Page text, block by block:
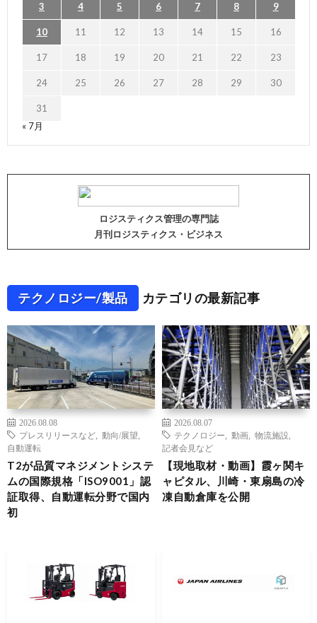
3 4 5 6 7 8 9
10 11 12 13 14 15 16
17 18 19 20 21 22 23
24 25 26 27 28 29 30
31
« 7月
ロジスティクス管理の専門誌
月刊ロジスティクス・ビジネス
テクノロジー/製品 カテゴリの最新記事
2026.08.08
プレスリリースなど
動向/展望
自動運転
T2が品質マネジメントシステ
ムの国際規格「ISO9001」認
証取得、自動運転分野で国内
初
2026.08.07
テクノロジー
動画 物流施設
記者会見など
【現地取材・動画】霞ヶ関キ
ャピタル、川崎・東扇島の冷
凍自動倉庫を公開